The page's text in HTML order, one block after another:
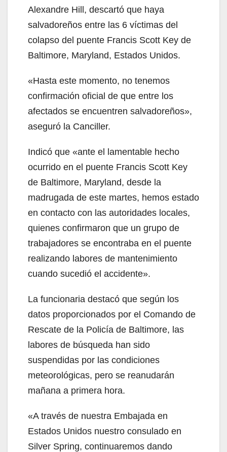
Alexandre Hill, descartó que haya
salvadoreños entre las 6 víctimas del
colapso del puente Francis Scott Key de
Baltimore, Maryland, Estados Unidos.
«Hasta este momento, no tenemos
confirmación oficial de que entre los
afectados se encuentren salvadoreños»,
aseguró la Canciller.
Indicó que «ante el lamentable hecho
ocurrido en el puente Francis Scott Key
de Baltimore, Maryland, desde la
madrugada de este martes, hemos estado
en contacto con las autoridades locales,
quienes confirmaron que un grupo de
trabajadores se encontraba en el puente
realizando labores de mantenimiento
cuando sucedió el accidente».
La funcionaria destacó que según los
datos proporcionados por el Comando de
Rescate de la Policía de Baltimore, las
labores de búsqueda han sido
suspendidas por las condiciones
meteorológicas, pero se reanudarán
mañana a primera hora.
«A través de nuestra Embajada en
Estados Unidos nuestro consulado en
Silver Spring, continuaremos dando